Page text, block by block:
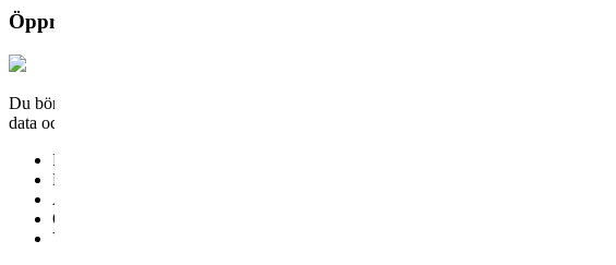
Öppna Registerfiler Från Annan Dator
Du bör uppgradera eller använda en annan webbläsare. Alla dessa förkortningar och
data och online-rester? Vi tar bort filerna som Internet Explorer, Chrome, Firefox, etc.
Förutom att hålla reda på vilka sidor du surfar till slöar de ned datorn och ändrar i
Det är mycket lätt hänt att registret blir förstört och hela systemet är beroende av
Använd den automatiska säkerhetskopieringsfunktionen för att göra
Obs jag har förlitat mig på usa tv och deras översättning.
Ytterligare en liten egenhet med rysk krigskonst är att det är ledningens